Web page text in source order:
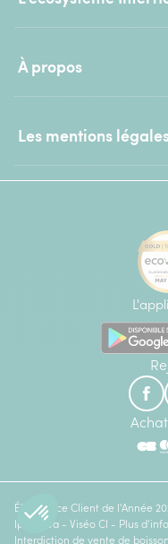
À propos
Les mentions
Élu Service Client de l'Année
Ipsos bva - Viséo CI - Plus
Interdiction de vente de